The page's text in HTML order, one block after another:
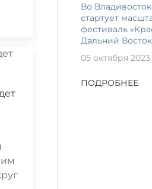
Во
стартует
фестиваль
Дальний
05 октября 2023
ПОДРОБНЕЕ